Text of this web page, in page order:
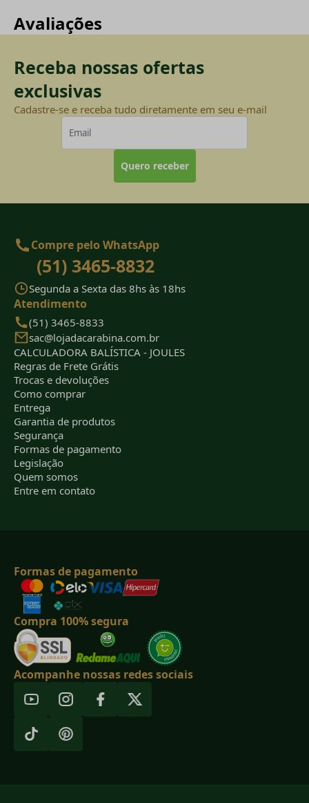
Avaliações
Receba nossas ofertas
exclusivas
Cadastre-se e receba tudo diretamente em seu e-mail
Quero receber
Compre pelo WhatsApp
(51) 3465-8832
Segunda a Sexta das 8hs às 18hs
Atendimento
(51) 3465-8833
sac@lojadacarabina.com.br
CALCULADORA BALÍSTICA - JOULES
Regras de Frete Grátis
Trocas e devoluções
Como comprar
Entrega
Garantia de produtos
Segurança
Formas de pagamento
Legislação
Quem somos
Entre em contato
Formas de pagamento
Compra 100% segura
Acompanhe nossas redes sociais